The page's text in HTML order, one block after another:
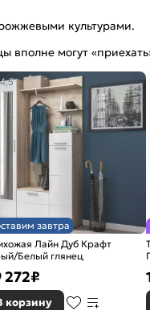
культурами.
вполне могут
завтра
Лайн Дуб Крафт
Белый глянец
4,5
272₽
корзину